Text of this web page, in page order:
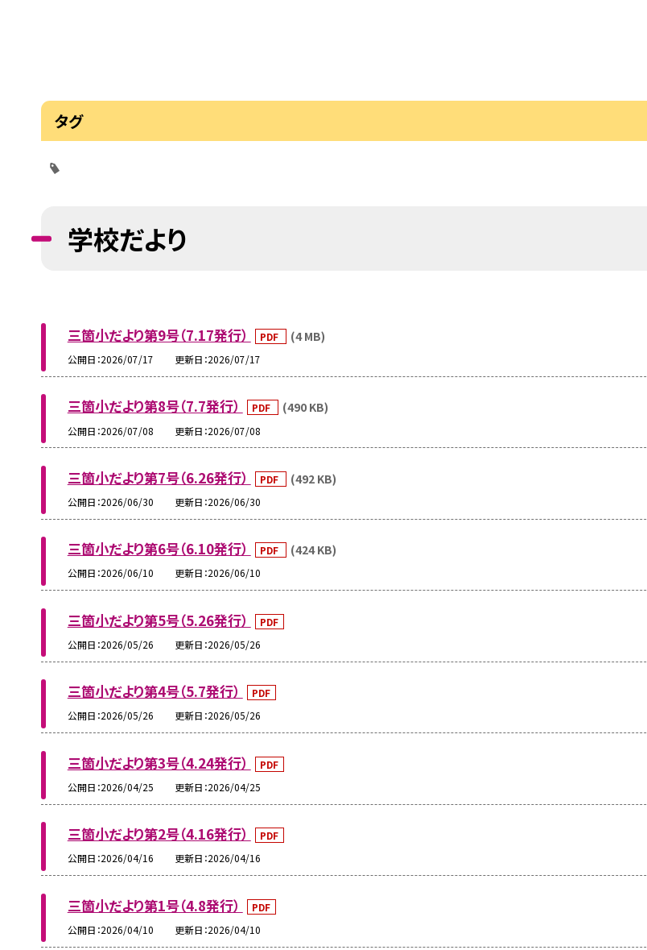
タグ
学校だより
三箇小だより第9号（7.17発行） PDF (4 MB)
公開日 2026/07/17 更新日 2026/07/17
三箇小だより第8号（7.7発行） PDF (490 KB)
公開日 2026/07/08 更新日 2026/07/08
三箇小だより第7号（6.26発行） PDF (492 KB)
公開日 2026/06/30 更新日 2026/06/30
三箇小だより第6号（6.10発行） PDF (424 KB)
公開日 2026/06/10 更新日 2026/06/10
三箇小だより第5号（5.26発行）
PDF
公開日 2026/05/26 更新日 2026/05/26
三箇小だより第4号（5.7発行）
PDF
公開日 2026/05/26 更新日 2026/05/26
三箇小だより第3号（4.24発行）
PDF
公開日 2026/04/25 更新日 2026/04/25
三箇小だより第2号（4.16発行）
PDF
公開日 2026/04/16 更新日 2026/04/16
三箇小だより第1号（4.8発行）
PDF
公開日 2026/04/10 更新日 2026/04/10